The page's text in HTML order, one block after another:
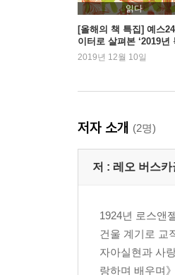
읽다
[올해의 책 특집] 예스24
이터로 살펴본 ‘2019년
트렌드’
2019년 12월 10일
저자 소개 (2명)
저 : 레오 버스
1924년 로스앤
건울 계기로 교
자아실현과 사
랑하며 배우며